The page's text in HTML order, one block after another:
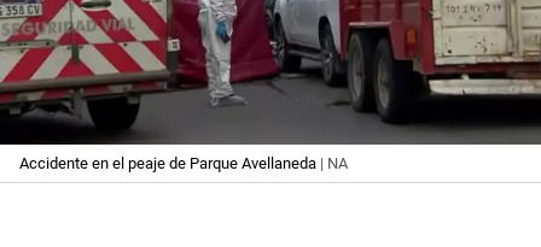
Accidente en el peaje de Parque Avellaneda | NA